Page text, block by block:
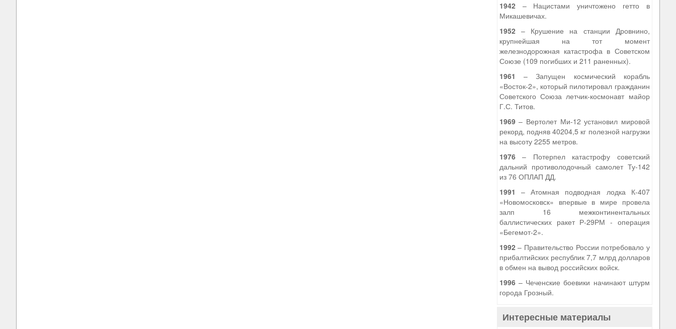
1942– Нацистами уничтожено гетто в
Микашевичах.
1952– Крушение на станции Дровнино,
крупнейшая на тот момент
железнодорожная катастрофа в Советском
Союзе (109 погибших и 211 раненных).
1961 – Запущен космический корабль
«Восток-2», который пилотировал гражданин
Советского Союза летчик-космонавт майор
Г.С. Титов.
1969– Вертолет Ми-12 установил мировой
рекорд, подняв 40204,5 кг полезной нагрузки
на высоту 2255 метров.
1976– Потерпел катастрофу советский
дальний противолодочный самолет Ту-142
из 76 ОПЛАП ДД.
1991 – Атомная подводная лодка К-407
«Новомосковск» впервые в мире провела
залп 16 межконтинентальных
баллистических ракет Р-29РМ - операция
«Бегемот-2».
1992– Правительство России потребовало у
прибалтийских республик 7,7 млрд долларов
в обмен на вывод российских войск.
1996– Чеченские боевики начинают штурм
города Грозный.
Интересные материалы